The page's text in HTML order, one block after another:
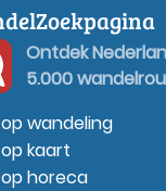
Ontdek
5.000
wandeling
kaart
op horeca